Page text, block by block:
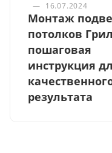
— 16.07.2024
Монтаж
потолков
пошаговая
инструкция
результата